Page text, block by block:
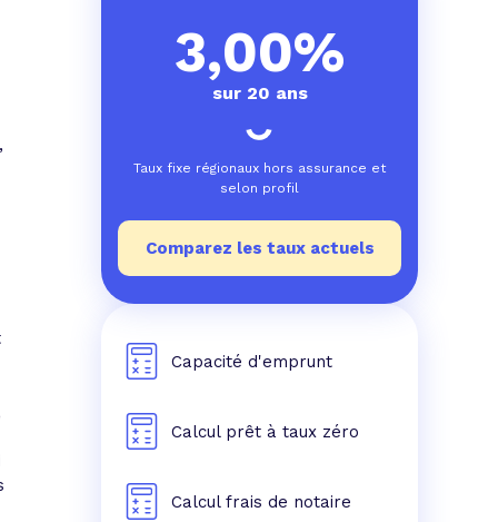
3,00%
sur 20 ans
Taux fixe régionaux hors assurance et
selon profil
Comparez les taux actuels
Capacité d'emprunt
Calcul prêt à taux zéro
Calcul frais de notaire